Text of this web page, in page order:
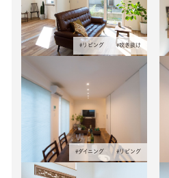
# リビング #吹き抜け
#ダイニング # リビング